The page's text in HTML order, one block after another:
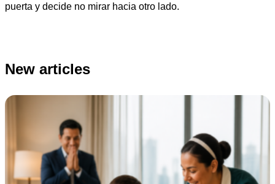
puerta y decide no mirar hacia otro lado.
New articles